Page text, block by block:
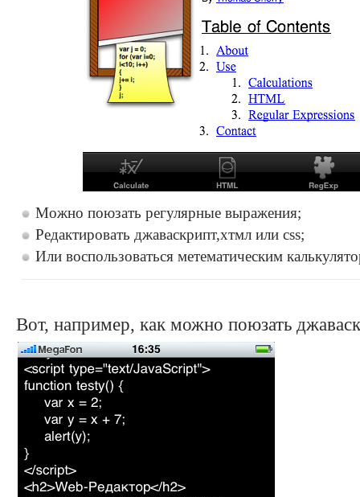
Можно поюзать регулярные выражения;
Редактировать джаваскрипт,хтмл или css;
Или воспользоваться метематическим
Вот, например, как можно поюзать